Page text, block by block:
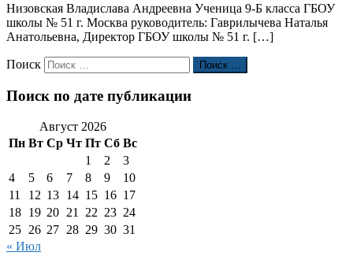
Низовская Владислава Андреевна Ученица 9-Б класса ГБОУ
школы № 51 г. Москва руководитель: Гаврилычева Наталья
Анатольевна, Директор ГБОУ школы № 51 г. […]
Поиск Поиск …
Поиск по дате публикации
Август 2026
Пн Вт Ср Чт Пт Сб Вс
1
2
3
4
5 6 7 8 9
10
11
12 13 14 15 16 17
18 19 20 21 22 23 24
25 26 27 28 29 30 31
« Июл